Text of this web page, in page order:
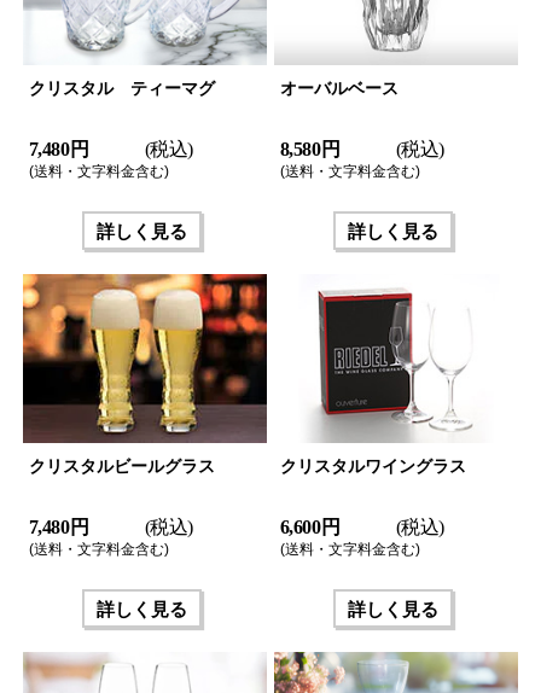
クリスタル ティーマグ
7,480 円 (税込)
(送料・文字料金含む)
詳しく見る
オーバルベース
8,580 円 (税込)
(送料・文字料金含む)
詳しく見る
クリスタルビールグラス
7,480 円 (税込)
(送料・文字料金含む)
詳しく見る
クリスタルワイングラス
6,600 円 (税込)
(送料・文字料金含む)
詳しく見る